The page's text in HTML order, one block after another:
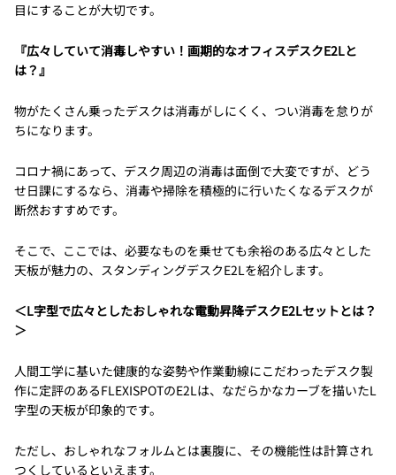
目にすることが大切です。
『広々していて消毒しやすい！画期的なオフィスデスクE2Lと
は？』
物がたくさん乗ったデスクは消毒がしにくく、つい消毒を怠りが
ちになります。
コロナ禍にあって、デスク周辺の消毒は面倒で大変ですが、どう
せ日課にするなら、消毒や掃除を積極的に行いたくなるデスクが
断然おすすめです。
そこで、ここでは、必要なものを乗せても余裕のある広々とした
天板が魅力の、スタンディングデスクE2Lを紹介します。
＜L字型で広々としたおしゃれな電動昇降デスクE2Lセットとは？
＞
人間工学に基いた健康的な姿勢や作業動線にこだわったデスク製
作に定評のあるFLEXISPOTのE2Lは、なだらかなカーブを描いたL
字型の天板が印象的です。
ただし、おしゃれなフォルムとは裏腹に、その機能性は計算され
つくしているといえます。